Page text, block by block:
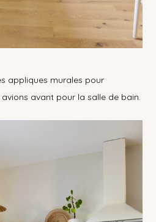
appliques murales pour
avant pour la salle de bain.